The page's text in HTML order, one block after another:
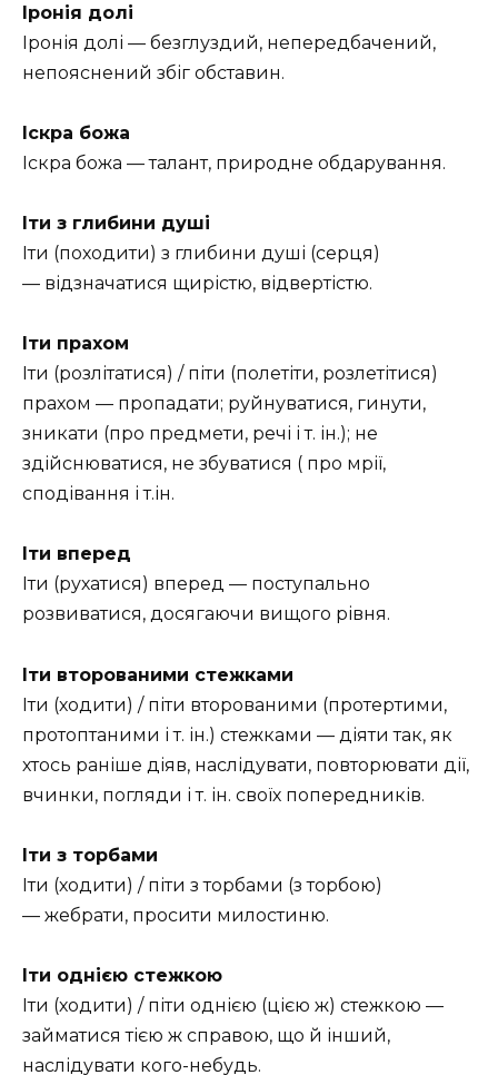
Іронія долі
Іронія долі — безглуздий, непередбачений,
непояснений збіг обставин.
Іскра божа
Іскра божа — талант, природне обдарування.
Іти з глибини душі
Іти (походити) з глибини душі (серця)
— відзначатися щирістю, відвертістю.
Іти прахом
Іти (розлітатися) / піти (полетіти, розлетітися)
прахом — пропадати; руйнуватися, гинути,
зникати (про предмети, речі і т. ін.); не
здійснюватися, не збуватися ( про мрії,
сподівання і т.ін.
Іти вперед
Іти (рухатися) вперед — поступально
розвиватися, досягаючи вищого рівня.
Іти второваними стежками
Іти (ходити) / піти второваними (протертими,
протоптаними і т. ін.) стежками — діяти так, як
хтось раніше діяв, наслідувати, повторювати дії,
вчинки, погляди і т. ін. своїх попередників.
Іти з торбами
Іти (ходити) / піти з торбами (з торбою)
— жебрати, просити милостиню.
Іти однією стежкою
Іти (ходити) / піти однією (цією ж) стежкою —
займатися тією ж справою, що й інший,
наслідувати кого-небудь.